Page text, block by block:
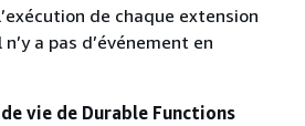
de chaque extension
a pas d’événement en
vie de Durable Functions